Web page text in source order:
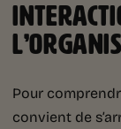
Pour
convient de